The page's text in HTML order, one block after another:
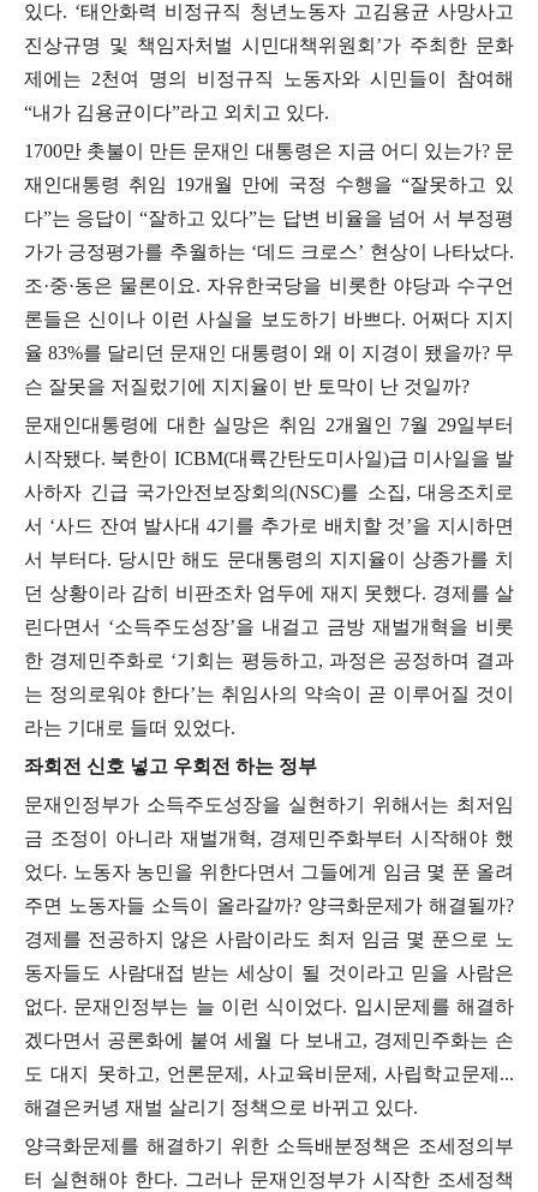
있다. ‘태안화력 비정규직 청년노동자 고김용균 사망사고
진상규명 및 책임자처벌 시민대책위원회 ’가 주최한 문화
제에는 2천여 명의 비정규직 노동자와 시민들이 참여해
“내가 김용균이다”라고 외치고 있다.
1700만 촛불이 만든 문재인 대통령은 지금 어디 있는가? 문
재인대통령 취임 19개월 만에 국정 수행을 “잘못하고 있
다”는 응답이 “잘하고 있다”는 답변 비율을 넘어 서 부정평
가가 긍정평가를 추월하는 ‘데드 크로스’ 현상이 나타났다.
조·중·동은 물론이요. 자유한국당을 비롯한 야당과 수구언
론들은 신이나 이런 사실을 보도하기 바쁘다. 어쩌다 지지
율 83%를 달리던 문재인 대통령이 왜 이 지경이 됐을까? 무
슨 잘못을 저질렀기에 지지율이 반 토막이 난 것일까?
문재인대통령에 대한 실망은 취임 2개월인 7월29일부터
시작됐다. 북한이 ICBM(대륙간탄도미사일)급 미사일을 발
사하자 긴급 국가안전보장회의 (NSC)를 소집, 대응조치로
서 ‘사드 잔여 발사대 4기를 추가로 배치할 것’을 지시하면
서 부터다. 당시만 해도 문대통령의 지지율이 상종가를 치
던 상황이라 감히 비판조차 엄두에 재지 못했다. 경제를 살
린다면서 ‘소득주도성장’을 내걸고 금방 재벌개혁을 비롯
한 경제민주화로 ‘기회는 평등하고, 과정은 공정하며 결과
는 정의로워야 한다’는 취임사의 약속이 곧 이루어질 것이
라는 기대로 들떠 있었다.
좌회전 신호 넣고 우회전 하는 정부
문재인정부가 소득주도성장을 실현하기 위해서는 최저임
금 조정이 아니라 재벌개혁, 경제민주화부터 시작해야 했
었다. 노동자 농민을 위한다면서 그들에게 임금 몇 푼 올려
주면 노동자들 소득이 올라갈까? 양극화문제가 해결될까?
경제를 전공하지 않은 사람이라도 최저 임금 몇 푼으로 노
동자들도 사람대접 받는 세상이 될 것이라고 믿을 사람은
없다. 문재인정부는 늘 이런 식이었다. 입시문제를 해결하
겠다면서 공론화에 붙여 세월 다 보내고, 경제민주화는 손
도 대지 못하고, 언론문제 , 사교육비문제 ,사립학교문제 ...
해결은커녕 재벌 살리기 정책으로 바뀌고 있다.
양극화문제를 해결하기 위한 소득배분정책은 조세정의부
터 실현해야 한다. 그러나 문재인정부가 시작한 조세정책